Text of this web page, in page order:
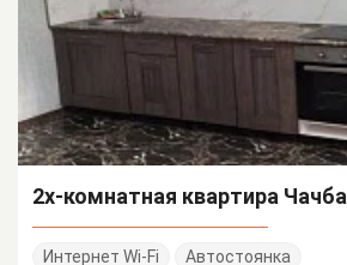
Интернет Wi-Fi
Автостоянка